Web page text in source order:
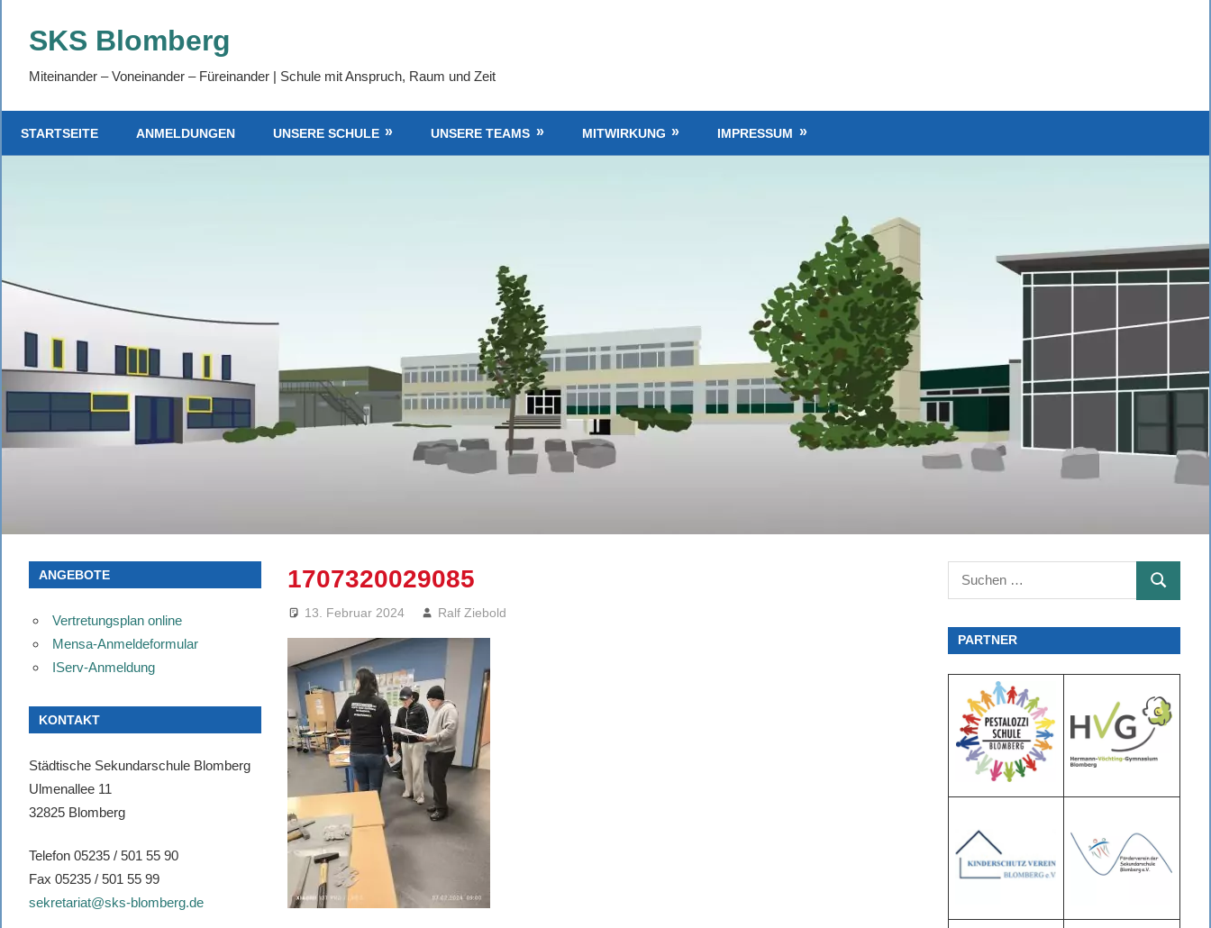
InhaltSKS Blomberg
Miteinander – Voneinander – Füreinander | Schule mit Anspruch, Raum und Zeit
STARTSEITE ANMELDUNGEN UNSERE SCHULE UNSERE TEAMS MITWIRKUNG IMPRESSUM
1707320029085
13. Februar 2024 Ralf Ziebold
ANGEBOTE
Vertretungsplan online
Mensa-Anmeldeformular
IServ-Anmeldung
KONTAKT
Städtische Sekundarschule Blomberg
Ulmenallee 11
32825 Blomberg
Telefon 05235 / 501 55 90
Fax 05235 / 501 55 99
sekretariat@sks-blomberg.de
Suchen
nach:
SUCHEN
PARTNER